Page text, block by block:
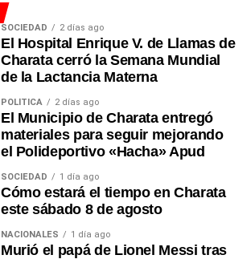
SOCIEDAD 2 días ago
El Hospital Enrique V. de Llamas de
Charata cerró la Semana Mundial
de la Lactancia Materna
POLÍTICA 2 días ago
El Municipio de Charata entregó
materiales para seguir mejorando
el Polideportivo «Hacha» Apud
SOCIEDAD 1 día ago
Cómo estará el tiempo en Charata
este sábado 8 de agosto
NACIONALES 1 día ago
Murió el papá de Lionel Messi tras